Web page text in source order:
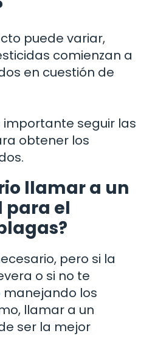
puede variar,
comienzan a
en cuestión de
importante seguir las
obtener los
llamar a un
para el
pero si la
o si no te
los
llamar a un
ser la mejor